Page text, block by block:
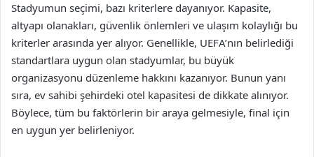
Stadyumun seçimi, bazı kriterlere dayanıyor. Kapasite,
altyapı olanakları, güvenlik önlemleri ve ulaşım kolaylığı bu
kriterler arasında yer alıyor. Genellikle, UEFA’nın belirlediği
standartlara uygun olan stadyumlar, bu büyük
organizasyonu düzenleme hakkını kazanıyor. Bunun yanı
sıra, ev sahibi şehirdeki otel kapasitesi de dikkate alınıyor.
Böylece, tüm bu faktörlerin bir araya gelmesiyle, final için
en uygun yer belirleniyor.